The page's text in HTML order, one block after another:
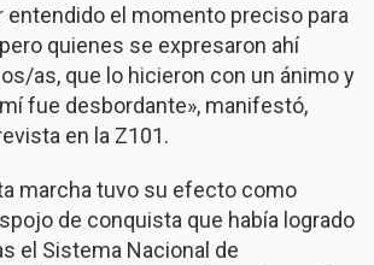
entendido el momento preciso para
quienes se expresaron ahí
as, que lo hicieron con un ánimo y
fue desbordante», manifestó,
en la Z101.
marcha tuvo su efecto como
de conquista que había logrado
el Sistema Nacional de